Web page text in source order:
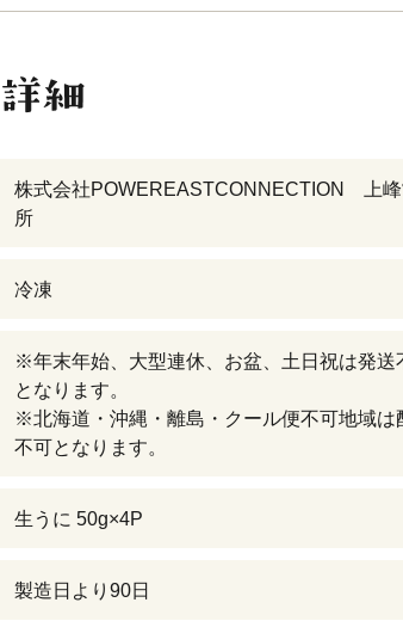
株式会社POWEREASTCONNECTION 上峰
所
冷凍
※年末年始、大型連休、お盆、土日祝は発送
となります。
※北海道・沖縄・離島・クール便不可地域は
不可となります。
生うに 50g×4P
製造日より90日